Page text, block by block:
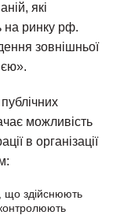
які
на ринку рф.
зовнішньої
можливість
в організації
що здійснюють